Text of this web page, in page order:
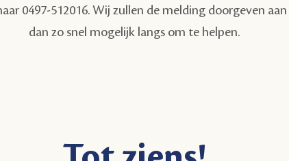
0497-512016. Wij zullen de melding doorgeven
dan zo snel mogelijk langs om te helpen.